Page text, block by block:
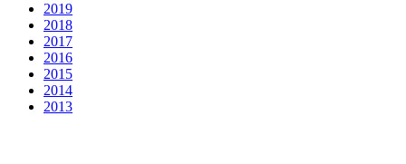
2019
2018
2017
2016
2015
2014
2013